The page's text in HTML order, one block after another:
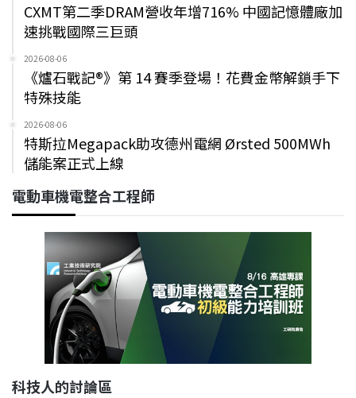
CXMT第二季DRAM營收年增716% 中國記憶體廠加
速挑戰國際三巨頭
2026-08-06
《爐石戰記®》第 14 賽季登場！花費金幣解鎖手下
特殊技能
2026-08-06
特斯拉Megapack助攻德州電網 Ørsted 500MWh
儲能案正式上線
電動車機電整合工程師
科技人的討論區